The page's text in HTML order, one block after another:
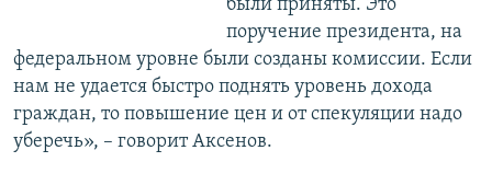
были приняты. Это
поручение президента, на
федеральном уровне были созданы комиссии. Если
нам не удается быстро поднять уровень дохода
граждан, то повышение цен и от спекуляции надо
уберечь», – говорит Аксенов.